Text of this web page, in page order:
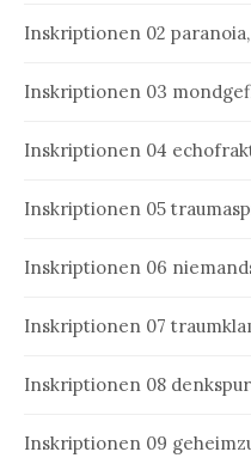
Inskriptionen 02
Inskriptionen 03
Inskriptionen 04
Inskriptionen 05
Inskriptionen 06
Inskriptionen 07
Inskriptionen 08
Inskriptionen 09